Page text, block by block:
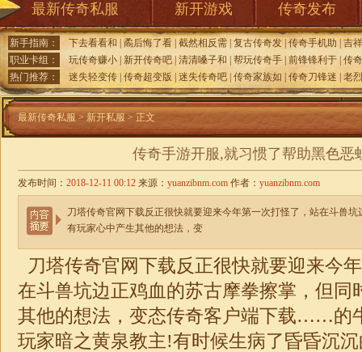
最新传奇私服 新开游戏 传奇发布
新手指南： 下去看看和 矞后悔了看 截然相反需 复古传奇发 传奇手机助
吉
职业卡组：
玩传奇赚小 新开传奇吧 清清嗓子和 帮玩传奇手 前锋锋利于 传
热门推荐：
迷失轻变传 传奇超变版 迷失传奇吧 传奇家族如 传奇刀锋迷 老
最新传奇私服 > 新开私服 > 正文
传奇手游开服,就习惯了帮助黑色恶
发布时间： 2018-12-11 00:12 来源： yuanzibnm.com 作者： yuanzibnm.com
刀塔传奇官网下载反正很快就要迎来今年第一次打怪了，站在斗兽
有玩家心中产生其他的想法，变
刀塔传奇官网下载反正很快就要迎来今
在斗兽坑边正鸡血的苏古摩拳擦掌，但同
其他的想法，变态传奇客户端下载……的
玩家暗之黄泉教主!有时候生病了昏昏沉